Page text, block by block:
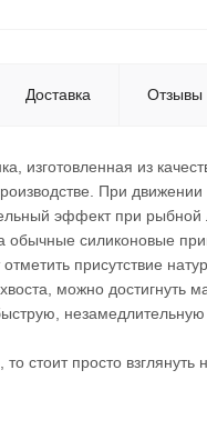
Доставка Отзывы
изготовленная из
При
эффект при
силиконовые
присутствие
можно достигнуть
незамедлительную
стоит просто взглянуть